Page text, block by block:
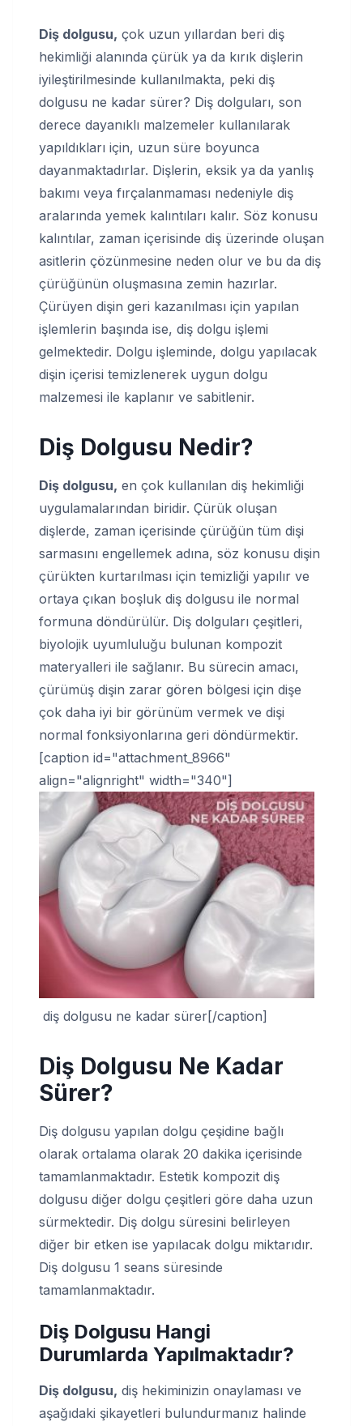
Diş dolgusu, çok uzun yıllardan beri diş
hekimliği alanında çürük ya da kırık dişlerin
iyileştirilmesinde kullanılmakta, peki diş
dolgusu ne kadar sürer? Diş dolguları, son
derece dayanıklı malzemeler kullanılarak
yapıldıkları için, uzun süre boyunca
dayanmaktadırlar. Dişlerin, eksik ya da yanlış
bakımı veya fırçalanmaması nedeniyle diş
aralarında yemek kalıntıları kalır. Söz konusu
kalıntılar, zaman içerisinde diş üzerinde oluşan
asitlerin çözünmesine neden olur ve bu da diş
çürüğünün oluşmasına zemin hazırlar.
Çürüyen dişin geri kazanılması için yapılan
işlemlerin başında ise, diş dolgu işlemi
gelmektedir. Dolgu işleminde, dolgu yapılacak
dişin içerisi temizlenerek uygun dolgu
malzemesi ile kaplanır ve sabitlenir.
Diş Dolgusu Nedir?
Diş dolgusu, en çok kullanılan diş hekimliği
uygulamalarından biridir. Çürük oluşan
dişlerde, zaman içerisinde çürüğün tüm dişi
sarmasını engellemek adına, söz konusu dişin
çürükten kurtarılması için temizliği yapılır ve
ortaya çıkan boşluk diş dolgusu ile normal
formuna döndürülür. Diş dolguları çeşitleri,
biyolojik uyumluluğu bulunan kompozit
materyalleri ile sağlanır. Bu sürecin amacı,
çürümüş dişin zarar gören bölgesi için dişe
çok daha iyi bir görünüm vermek ve dişi
normal fonksiyonlarına geri döndürmektir.
[caption id="attachment_8966"
align="alignright" width="340"]
diş dolgusu ne kadar sürer[/caption]
Diş Dolgusu Ne Kadar
Sürer?
Diş dolgusu yapılan dolgu çeşidine bağlı
olarak ortalama olarak 20 dakika içerisinde
tamamlanmaktadır. Estetik kompozit diş
dolgusu diğer dolgu çeşitleri göre daha uzun
sürmektedir. Diş dolgu süresini belirleyen
diğer bir etken ise yapılacak dolgu miktarıdır.
Diş dolgusu 1 seans süresinde
tamamlanmaktadır.
Diş Dolgusu Hangi
Durumlarda Yapılmaktadır?
Diş dolgusu, diş hekiminizin onaylaması ve
aşağıdaki şikayetleri bulundurmanız halinde